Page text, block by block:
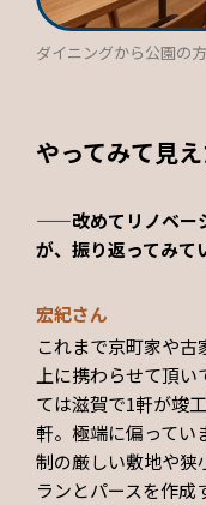
ダイニングから公園の
やってみて見
——改めてリノベー
が、振り返ってみて
宏紀さん
これまで京町家や
上に携わらせて頂
ては滋賀で1軒が竣
軒。極端に偏ってい
制の厳しい敷地や狭
ランとパースを作